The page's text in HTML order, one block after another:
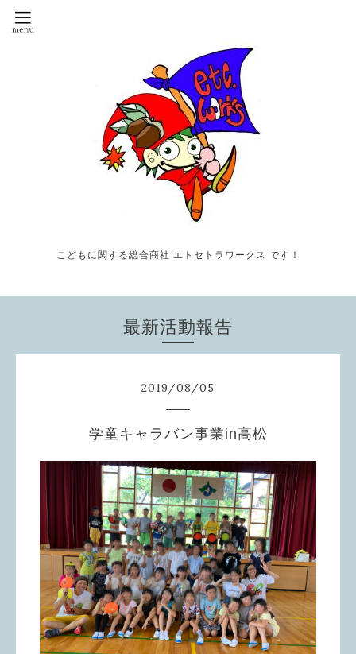
こどもに関する総合商社 エトセトラワークス です！
最新活動報告
2019/08/05
学童キャラバン事業in高松